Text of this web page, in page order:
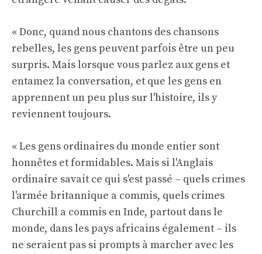
« Donc, quand nous chantons des chansons
rebelles, les gens peuvent parfois être un peu
surpris. Mais lorsque vous parlez aux gens et
entamez la conversation, et que les gens en
apprennent un peu plus sur l'histoire, ils y
reviennent toujours.
« Les gens ordinaires du monde entier sont
honnêtes et formidables. Mais si l'Anglais
ordinaire savait ce qui s'est passé – quels crimes
l'armée britannique a commis, quels crimes
Churchill a commis en Inde, partout dans le
monde, dans les pays africains également – ​​ils
ne seraient pas si prompts à marcher avec les